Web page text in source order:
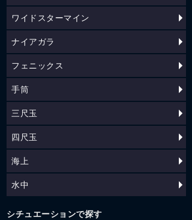
ワイドスターマイン
ナイアガラ
フェニックス
手筒
三尺玉
四尺玉
海上
水中
シチュエーションで探す